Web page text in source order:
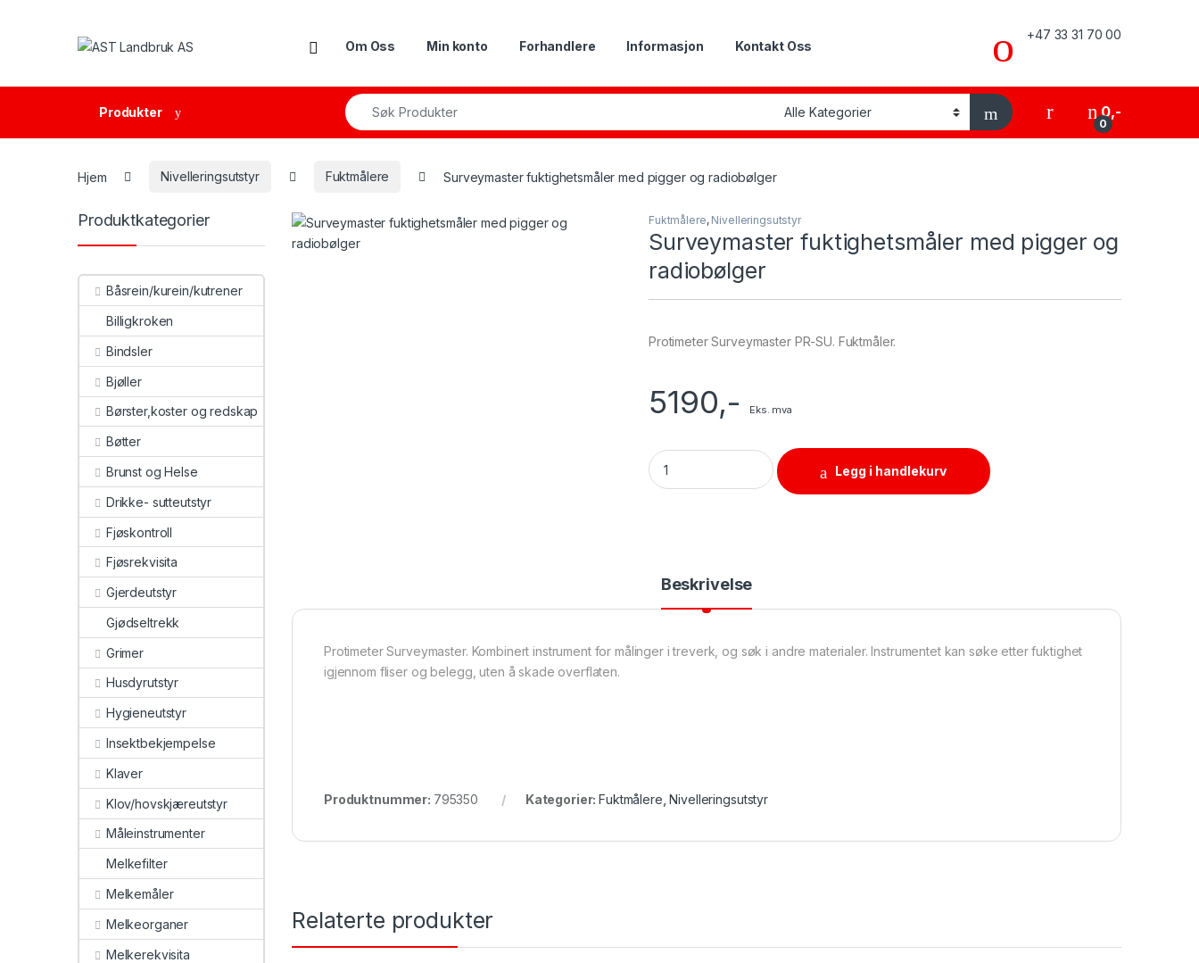
Open Om Oss Min konto Forhandlere Informasjon Kontakt Oss
+47 33 31 70 00
Produkter
Search for:
My Account
0
0,-
Hjem Nivelleringsutstyr Fuktmålere Surveymaster fuktighetsmåler med pigger og radiobølger
Fuktmålere, Nivelleringsutstyr
Surveymaster fuktighetsmåler med pigger og
radiobølger
Protimeter Surveymaster PR-SU. Fuktmåler.
5190,- Eks. mva
Surveymaster fuktighetsmåler med pigger og radiobølger quantity
Legg i handlekurv
Beskrivelse
Protimeter Surveymaster. Kombinert instrument for målinger i treverk, og søk i andre materialer. Instrumentet kan søke etter fuktighet
igjennom fliser og belegg, uten å skade overflaten.
Produktnummer: 795350 Kategorier:Fuktmålere ,Nivelleringsutstyr
Relaterte produkter
Produktkategorier
Båsrein/kurein/kutrener
Billigkroken
Bindsler
Bjøller
Børster,koster og redskap
Bøtter
Brunst og Helse
Drikke- sutteutstyr
Fjøskontroll
Fjøsrekvisita
Gjerdeutstyr
Gjødseltrekk
Grimer
Husdyrutstyr
Hygieneutstyr
Insektbekjempelse
Klaver
Klov/hovskjæreutstyr
Måleinstrumenter
Melkefilter
Melkemåler
Melkeorganer
Melkerekvisita